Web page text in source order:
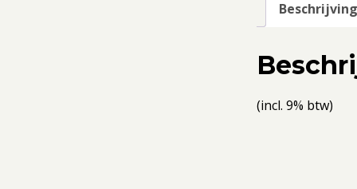
Beschrijving
(incl. 9% btw)